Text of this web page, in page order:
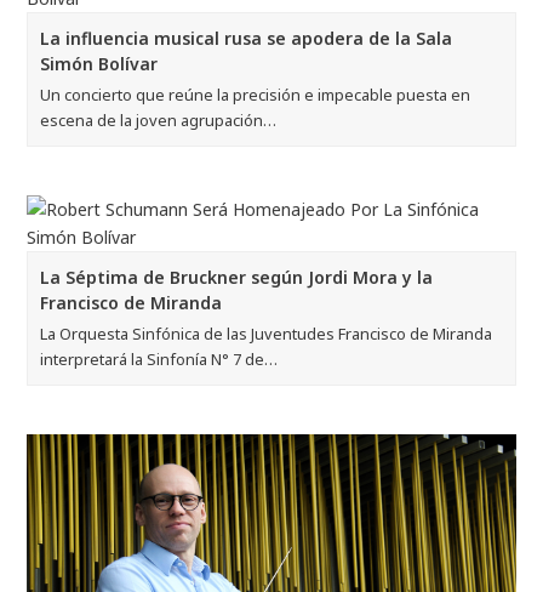
La influencia musical rusa se apodera de la Sala
Simón Bolívar
Un concierto que reúne la precisión e impecable puesta en
escena de la joven agrupación…
La Séptima de Bruckner según Jordi Mora y la
Francisco de Miranda
La Orquesta Sinfónica de las Juventudes Francisco de Miranda
interpretará la Sinfonía N° 7 de…